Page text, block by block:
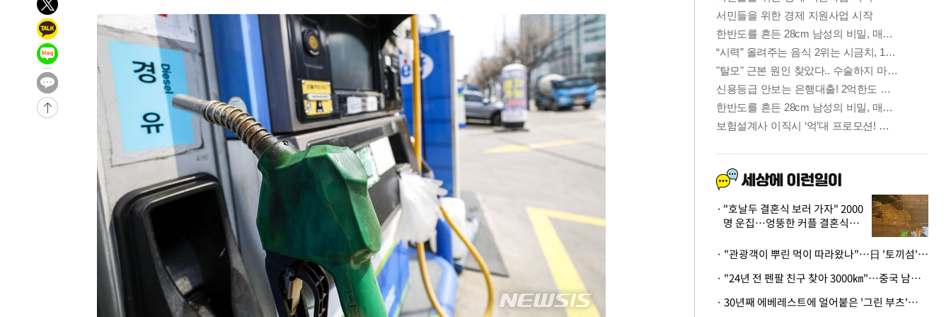
2시간 전 >
'여긴 20도, 저긴 50도'…열화상 카메라로 본 폭염 저감시설 '온도차'
2시간 전 >
콜롬비아 신임 우파 대통령 취임 하루만에 차량폭탄 폭발 사건
3시간 전 >
튀르키예 외무장관, "메카 3국 방위협정은 이란이 목표 아냐 " 밝혀
4시간 전 >
이군이 불법 군시설 건설한 레바논 남부에서 레바논군 3명 폭발로 부상
-31676초 전 >
네타냐후, 트럼프의 가자 평화 2차 15개조 평화안 '거부'
-28272초 전 >
이강인 ATM 입단식에 '상암벌 들썩'…"세계적인 선수 되길"
태풍 돌핀, 중 저장성 타이저우시 해안에 상륙 (1보)
AT마드리드 데뷔 앞둔 이강인, 맨시티전 선발 대신 '벤치 시작'
[속보]與 강원·TK 당원투표 합산 김민석 48.54%로 승리…정청래
與 강원·TK 당원투표 합산 김민석 46.01%로 승리…정청래
[속보]與전대 권리당원투표…강원·경북 김민석, 대구 정청래 승리
[속보]與 당대표 경선, 경북 권리당원 투표 김민석 47.37%·정청래
[속보]與 당대표 경선, 대구 권리당원 투표 정청래 47.82%·김민석
[속보]與 당대표 경선, 강원 권리당원 투표 김민석 승리…50.30%
"일본축구협회, 대한축구협회 성 접대 의혹 심판 조사"
[속보]장은수, KLPGA 제주삼다수 역전 우승…데뷔 10년 차에 첫
"호날두 결혼식 보러 가자" 2000
명 운집…엉뚱한 커플 결혼식에
· "관광객이 뿌린 먹이 따라왔나"…日 '토끼섬' 멧돼지, 토끼까지 사냥
· "24년 전 펜팔 친구 찾아 3000㎞"…중국 남성 사연에 '뭉클'
· 30년째 에베레스트에 얼어붙은 '그린 부츠'…드디어 가족 품으로